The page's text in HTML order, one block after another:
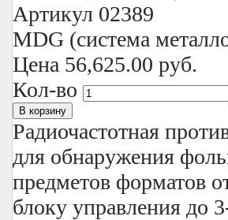
Артикул 02389
MDG (система
Цена 56,625.00 руб.
Кол-во
Радиочастотная
для обнаружения
предметов форматов
блоку управления до